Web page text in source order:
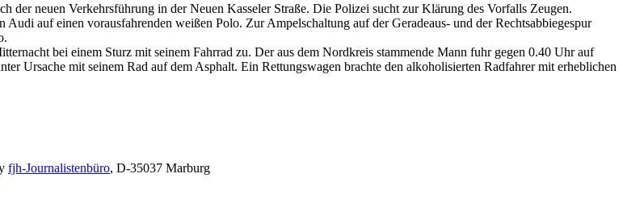
der neuen Verkehrsführung in der Neuen Kasseler Straße. Die Polizei sucht zur Klärung des Vorfalls Zeugen.
auf einen vorausfahrenden weißen Polo. Zur Ampelschaltung auf der Geradeaus- und der Rechtsabbiegespur
bei einem Sturz mit seinem Fahrrad zu. Der aus dem Nordkreis stammende Mann fuhr gegen 0.40 Uhr auf
Ursache mit seinem Rad auf dem Asphalt. Ein Rettungswagen brachte den alkoholisierten Radfahrer mit erheblichen
fjh-Journalistenbüro, D-35037 Marburg